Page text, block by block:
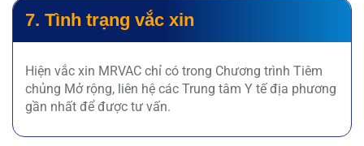
7. Tình trạng vắc xin
Hiện vắc xin MRVAC chỉ có trong Chương trình Tiêm
chủng Mở rộng, liên hệ các Trung tâm Y tế địa phương
gần nhất để được tư vấn.